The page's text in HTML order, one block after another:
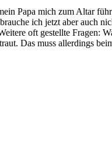
Papa mich zum Altar
ich jetzt aber
oft gestellte Fragen:
Das muss allerdings